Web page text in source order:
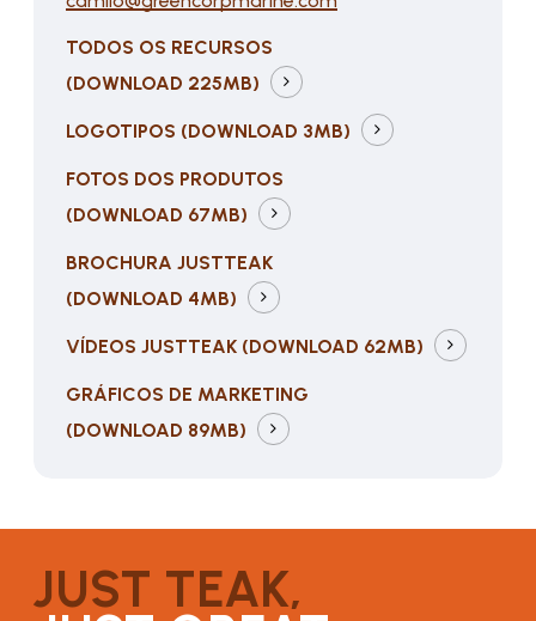
TODOS OS RECURSOS
(DOWNLOAD 225MB)
LOGOTIPOS (DOWNLOAD 3MB)
FOTOS DOS PRODUTOS
(DOWNLOAD 67MB)
BROCHURA JUSTTEAK
(DOWNLOAD 4MB)
VÍDEOS JUSTTEAK (DOWNLOAD 62MB)
GRÁFICOS DE MARKETING
(DOWNLOAD 89MB)
JUST TEAK,